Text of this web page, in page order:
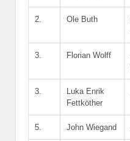
2. Ole Buth
3. Florian Wolff
3.
Luka Enrik
Fettköther
5. John Wiegand